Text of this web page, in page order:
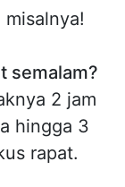
semalam?
2 jam
hingga 3
rapat.